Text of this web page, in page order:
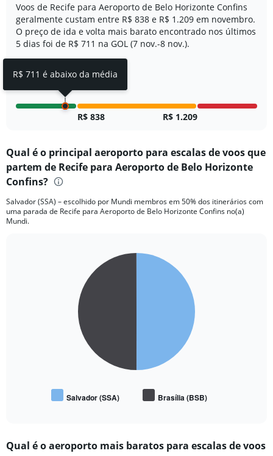
Y
axis
displaying
values.
Range:
0
to
15.
Voos de Recife para Aeroporto de Belo Horizonte Confins
geralmente custam entre R$ 838 e R$ 1.209 em novembro.
O preço de ida e volta mais barato encontrado nos últimos
5 dias foi de R$ 711 na GOL (7 nov.-8 nov.).
R$ 838 R$ 1.209
Qual é o principal aeroporto para escalas de voos que
partem de Recife para Aeroporto de Belo Horizonte
Confins?
Salvador (SSA) – escolhido por Mundi membros em 50% dos itinerários com
uma parada de Recife para Aeroporto de Belo Horizonte Confins no(a)
Mundi.
Salvador (SSA) Brasília (BSB)
Qual é o aeroporto mais baratos para escalas de voos
R$ 711 é abaixo da média